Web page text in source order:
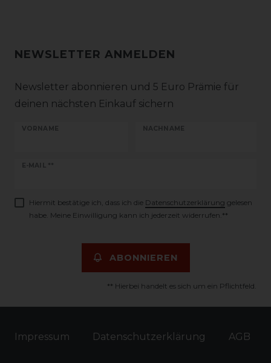
NEWSLETTER ANMELDEN
Newsletter abonnieren und 5 Euro Prämie für
deinen nächsten Einkauf sichern
VORNAME NACHNAME
E-MAIL **
Newsletter
Hiermit bestätige ich, dass ich die Daten­schutz­erklärung gelesen
habe. Meine Einwilligung kann ich jederzeit widerrufen.**
ABONNIEREN
** Hierbei handelt es sich um ein Pflichtfeld.
Impressum Daten­schutz­erklärung AGB